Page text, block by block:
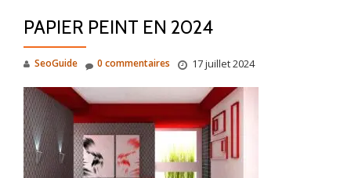
PAPIER PEINT EN 2024
SeoGuide 17 juillet 2024
0 commentaires